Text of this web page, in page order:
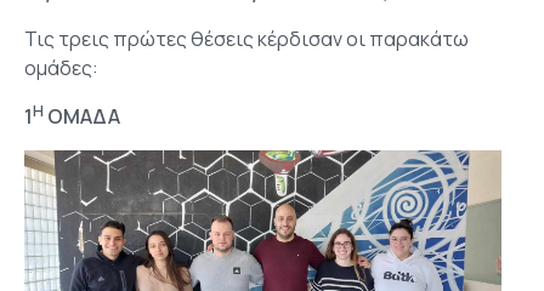
Τις τρεις πρώτες θέσεις κέρδισαν οι παρακάτω
ομάδες:
1Η ΟMAΔΑ